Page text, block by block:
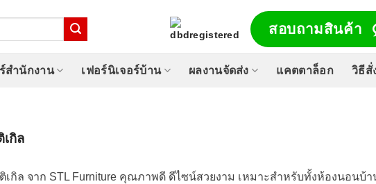
สอบถามสินค้า
สำนักงาน เฟอร์นิเจอร์บ้าน ผลงานจัดส่ง แคตตาล็อก วิธีสั่
เกิล
ติเกิล จาก STL Furniture คุณภาพดี ดีไซน์สวยงาม เหมาะสำหรับทั้งห้องนอนบ้